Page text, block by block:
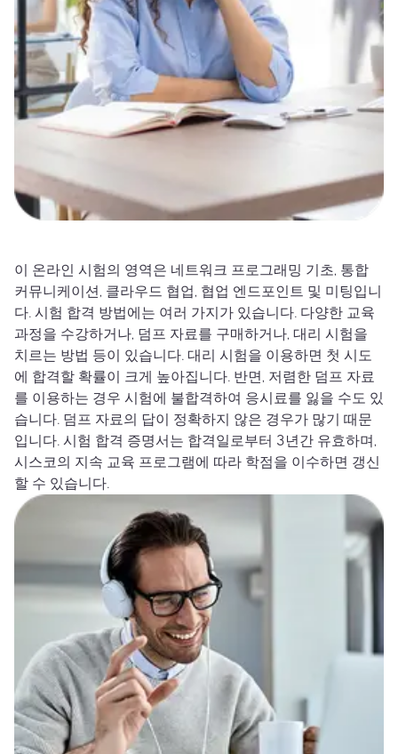
이 온라인 시험의 영역은 네트워크 프로그래밍 기초, 통합
커뮤니케이션, 클라우드 협업, 협업 엔드포인트 및 미팅입니
다. 시험 합격 방법에는 여러 가지가 있습니다. 다양한 교육
과정을 수강하거나, 덤프 자료를 구매하거나, 대리 시험을
치르는 방법 등이 있습니다. 대리 시험을 이용하면 첫 시도
에 합격할 확률이 크게 높아집니다. 반면, 저렴한 덤프 자료
를 이용하는 경우 시험에 불합격하여 응시료를 잃을 수도 있
습니다. 덤프 자료의 답이 정확하지 않은 경우가 많기 때문
입니다. 시험 합격 증명서는 합격일로부터 3년간 유효하며,
시스코의 지속 교육 프로그램에 따라 학점을 이수하면 갱신
할 수 있습니다.